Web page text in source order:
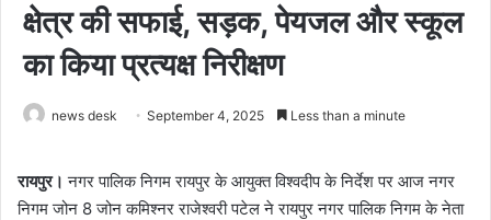
क्षेत्र की सफाई, सड़क, पेयजल और स्कूल
का किया प्रत्यक्ष निरीक्षण
news desk September 4, 2025 Less than a minute
रायपुर। नगर पालिक निगम रायपुर के आयुक्त विश्वदीप के निर्देश पर आज नगर
निगम जोन 8 जोन कमिश्नर राजेश्वरी पटेल ने रायपुर नगर पालिक निगम के नेता